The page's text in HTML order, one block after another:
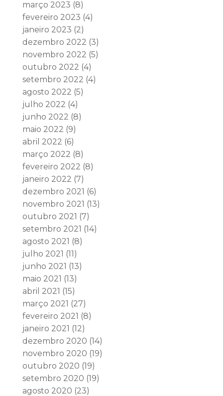
março 2023 (8)
fevereiro 2023 (4)
janeiro 2023 (2)
dezembro 2022 (3)
novembro 2022 (5)
outubro 2022 (4)
setembro 2022 (4)
agosto 2022 (5)
julho 2022 (4)
junho 2022 (8)
maio 2022 (9)
abril 2022 (6)
março 2022 (8)
fevereiro 2022 (8)
janeiro 2022 (7)
dezembro 2021 (6)
novembro 2021 (13)
outubro 2021 (7)
setembro 2021 (14)
agosto 2021 (8)
julho 2021 (11)
junho 2021 (13)
maio 2021 (13)
abril 2021 (15)
março 2021 (27)
fevereiro 2021 (8)
janeiro 2021 (12)
dezembro 2020 (14)
novembro 2020 (19)
outubro 2020 (19)
setembro 2020 (19)
agosto 2020 (23)